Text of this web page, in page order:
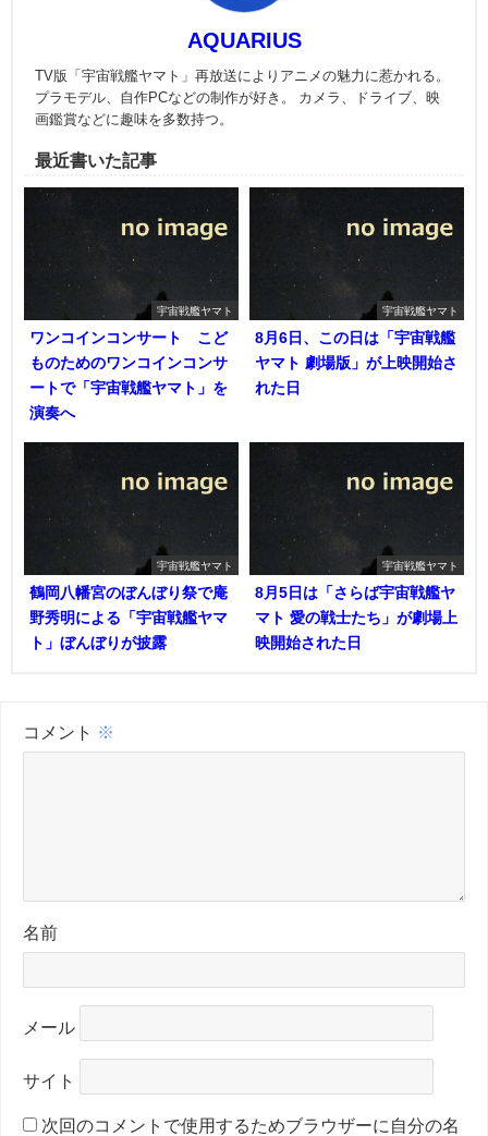
AQUARIUS
TV版「宇宙戦艦ヤマト」再放送によりアニメの魅力に惹かれる。
プラモデル、自作PCなどの制作が好き。 カメラ、ドライブ、映
画鑑賞などに趣味を多数持つ。
最近書いた記事
宇宙戦艦ヤマト
ワンコインコンサート こど
ものためのワンコインコンサ
ートで「宇宙戦艦ヤマト」を
演奏へ
宇宙戦艦ヤマト
8月6日、この日は「宇宙戦艦
ヤマト 劇場版」が上映開始さ
れた日
宇宙戦艦ヤマト
鶴岡八幡宮のぼんぼり祭で庵
野秀明による「宇宙戦艦ヤマ
ト」ぼんぼりが披露
宇宙戦艦ヤマト
8月5日は「さらば宇宙戦艦ヤ
マト 愛の戦士たち」が劇場上
映開始された日
コメント ※
名前
メール
サイト
次回のコメントで使用するためブラウザーに自分の名